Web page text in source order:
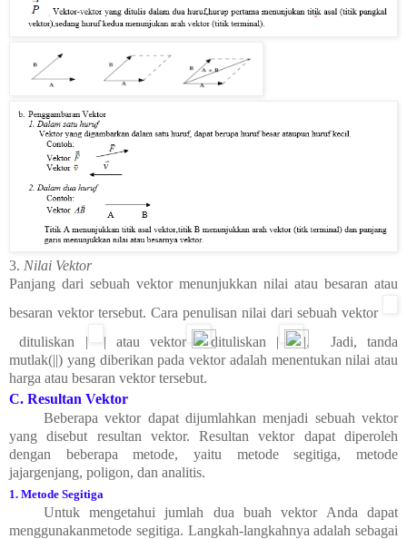
3. Nilai Vektor
Panjang dari sebuah vektor menunjukkan nilai atau besaran atau
besaran vektor tersebut. Cara penulisan nilai dari sebuah vektor
dituliskan |
| atau vektor dituliskan | |.
Jadi, tanda
mutlak(||) yang diberikan pada vektor adalah menentukan nilai atau
harga atau besaran vektor tersebut.
C. Resultan Vektor
Beberapa vektor dapat dijumlahkan menjadi sebuah vektor
yang disebut resultan vektor. Resultan vektor dapat diperoleh
dengan beberapa metode, yaitu metode segitiga, metode
jajargenjang, poligon, dan analitis.
1. Metode Segitiga
Untuk mengetahui jumlah dua buah vektor Anda dapat
menggunakanmetode segitiga. Langkah-langkahnya adalah sebagai